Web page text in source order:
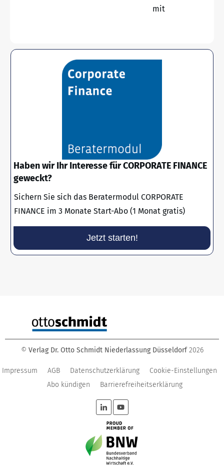
mit
Haben wir Ihr Interesse für CORPORATE FINANCE
geweckt?
Sichern Sie sich das Beratermodul CORPORATE
FINANCE im 3 Monate Start-Abo (1 Monat gratis)
Jetzt starten!
© Verlag Dr. Otto Schmidt Niederlassung Düsseldorf 2026
Impressum AGB Datenschutzerklärung
Cookie-Einstellungen
Abo kündigen
Barrierefreiheitserklärung